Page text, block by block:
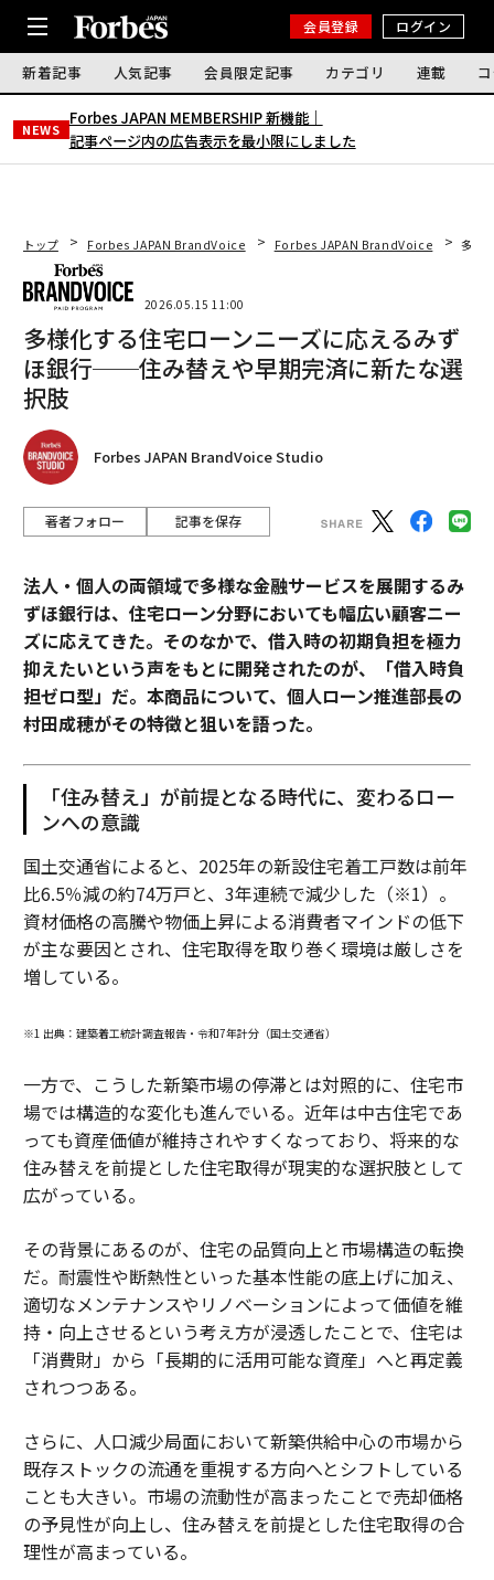
会員登録 ログイン
新着記事 人気記事 会員限定記事 カテゴリ 連載
NEWS
Forbes JAPAN MEMBERSHIP 新機能｜
記事ページ内の広告表示を最小限にしました
トップ Forbes JAPAN BrandVoice Forbes JAPAN BrandVoice 多様
2026.05.15 11:00
多様化する住宅ローンニーズに応えるみず
ほ銀行──住み替えや早期完済に新たな選
択肢
Forbes JAPAN BrandVoice Studio
著者フォロー 記事を保存
法人・個人の両領域で多様な金融サービスを展開するみ
ずほ銀行は、住宅ローン分野においても幅広い顧客ニー
ズに応えてきた。そのなかで、借入時の初期負担を極力
抑えたいという声をもとに開発されたのが、「借入時負
担ゼロ型」だ。本商品について、個人ローン推進部長の
村田成穂がその特徴と狙いを語った。
「住み替え」が前提となる時代に、変わるロー
ンへの意識
国土交通省によると、2025年の新設住宅着工戸数は前年
比6.5％減の約74万戸と、3年連続で減少した（※1）。
資材価格の高騰や物価上昇による消費者マインドの低下
が主な要因とされ、住宅取得を取り巻く環境は厳しさを
増している。
※1 出典：建築着工統計調査報告・令和7年計分（国土交通省）
一方で、こうした新築市場の停滞とは対照的に、住宅市
場では構造的な変化も進んでいる。近年は中古住宅であ
っても資産価値が維持されやすくなっており、将来的な
住み替えを前提とした住宅取得が現実的な選択肢として
広がっている。
その背景にあるのが、住宅の品質向上と市場構造の転換
だ。耐震性や断熱性といった基本性能の底上げに加え、
適切なメンテナンスやリノベーションによって価値を維
持・向上させるという考え方が浸透したことで、住宅は
「消費財」から「長期的に活用可能な資産」へと再定義
されつつある。
さらに、人口減少局面において新築供給中心の市場から
既存ストックの流通を重視する方向へとシフトしている
ことも大きい。市場の流動性が高まったことで売却価格
の予見性が向上し、住み替えを前提とした住宅取得の合
理性が高まっている。